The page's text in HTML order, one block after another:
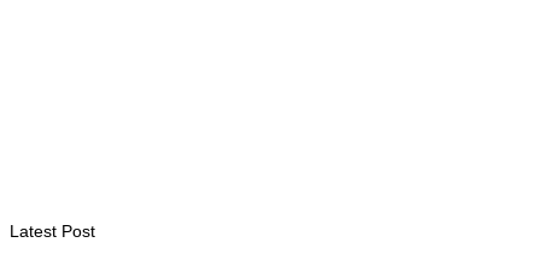
Latest Post